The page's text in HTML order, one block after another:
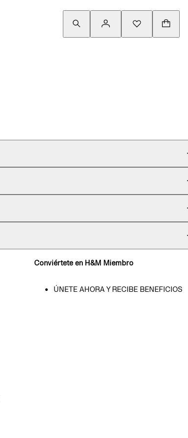
Conviértete en H&M Miembro
ÚNETE AHORA Y RECIBE BENEFICIOS